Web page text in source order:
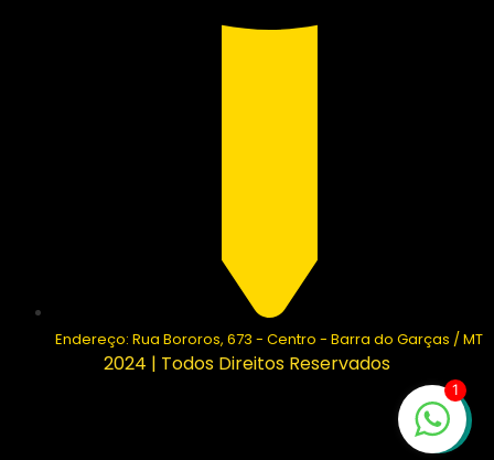
Endereço: Rua Bororos, 673 - Centro - Barra do Garças / MT
2024 | Todos Direitos Reservados
1